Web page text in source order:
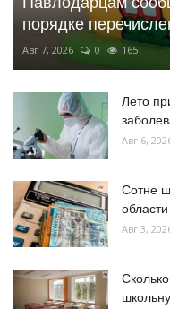
порядке
Авг 7, 2026 0 165
Лето
Авг 6,
Сотне
Авг 3,